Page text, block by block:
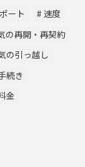
ート
速度
の再開・再契約
の引っ越し
続き
金